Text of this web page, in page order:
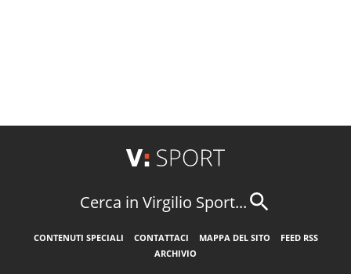
Cerca in Virgilio Sport...
CONTENUTI SPECIALI CONTATTACI MAPPA DEL SITO
FEED RSS
ARCHIVIO